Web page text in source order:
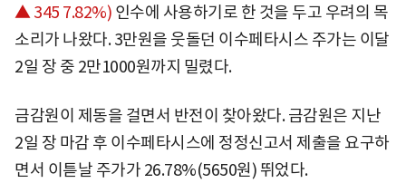
▲ 345 7.82%) 인수에 사용하기로 한 것을 두고 우려의 목
소리가 나왔다. 3만원을 웃돌던 이수페타시스 주가는 이달
2일 장 중 2만1000원까지 밀렸다.
금감원이 제동을 걸면서 반전이 찾아왔다. 금감원은 지난
2일 장 마감 후 이수페타시스에 정정신고서 제출을 요구하
면서 이튿날 주가가 26.78%(5650원) 뛰었다.